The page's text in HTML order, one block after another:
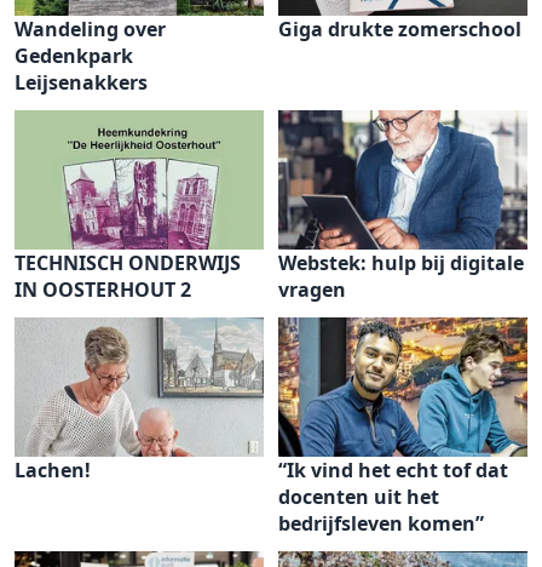
Wandeling over
Gedenkpark
Leijsenakkers
Giga drukte zomerschool
TECHNISCH ONDERWIJS
IN OOSTERHOUT 2
Webstek: hulp bij digitale
vragen
Lachen!
“Ik vind het echt tof dat
docenten uit het
bedrijfsleven komen”